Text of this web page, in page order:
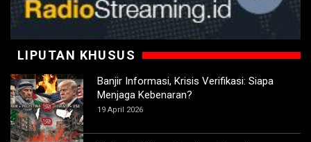
LIPUTAN KHUSUS
Banjir Informasi, Krisis Verifikasi: Siapa
Menjaga Kebenaran?
19 April 2026